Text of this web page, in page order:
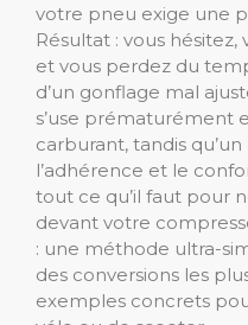
votre pneu exige une
Résultat : vous
et vous perdez du
d’un gonflage mal
s’use prématurément
carburant, tandis
l’adhérence et le
tout ce qu’il faut pour
devant votre
: une méthode ultra-
des conversions les
exemples concrets